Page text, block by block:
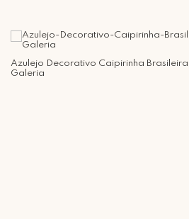
Azulejo Decorativo Caipirinha Brasileira
Galeria